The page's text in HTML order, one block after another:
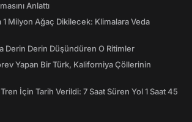
Anlattı
1 Milyon Ağaç Dikilecek: Klimalara Veda
Derin Derin Düşündüren O Ritimler
Yapan Bir Türk, Kaliforniya Çöllerinin
İçin Tarih Verildi: 7 Saat Süren Yol 1 Saat 45